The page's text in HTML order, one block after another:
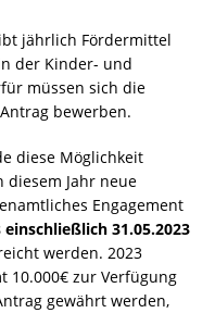
jährlich Fördermittel
der Kinder- und
müssen sich die
bewerben.
diese Möglichkeit
Jahr neue
Engagement
einschließlich 31.05.2023
werden. 2023
10.000€ zur Verfügung
gewährt werden,